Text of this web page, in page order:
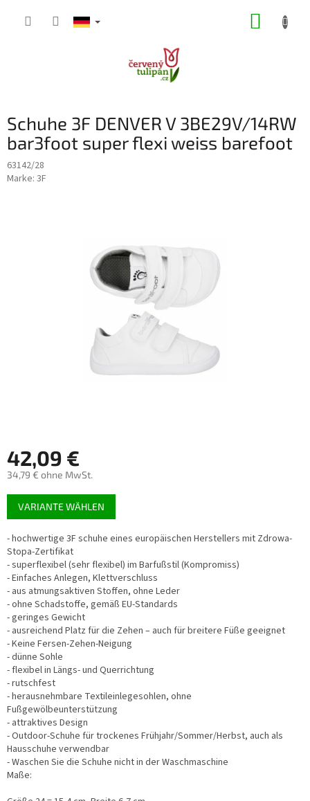
Schuhe 3F DENVER V 3BE29V/14RW
bar3foot super flexi weiss barefoot
63142/28
Marke: 3F
42,09 €
34,79 € ohne MwSt.
Verkaufspreis:
VARIANTE WÄHLEN
- hochwertige 3F schuhe eines europäischen Herstellers mit Zdrowa-
Stopa-Zertifikat
- superflexibel (sehr flexibel) im Barfußstil (Kompromiss)
- Einfaches Anlegen, Klettverschluss
- aus atmungsaktiven Stoffen, ohne Leder
- ohne Schadstoffe, gemäß EU-Standards
- geringes Gewicht
- ausreichend Platz für die Zehen – auch für breitere Füße geeignet
- Keine Fersen-Zehen-Neigung
- dünne Sohle
- flexibel in Längs- und Querrichtung
- rutschfest
- herausnehmbare Textileinlegesohlen, ohne
Fußgewölbeunterstützung
- attraktives Design
- Outdoor-Schuhe für trockenes Frühjahr/Sommer/Herbst, auch als
Hausschuhe verwendbar
- Waschen Sie die Schuhe nicht in der Waschmaschine
Maße: